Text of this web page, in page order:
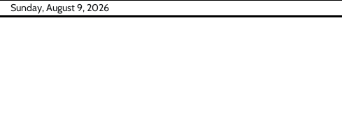
SkipSunday, August 9, 2026